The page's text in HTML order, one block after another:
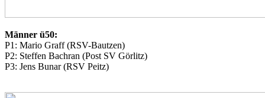
Männer ü50:
P1: Mario Graff (RSV-Bautzen)
P2: Steffen Bachran (Post SV Görlitz)
P3: Jens Bunar (RSV Peitz)